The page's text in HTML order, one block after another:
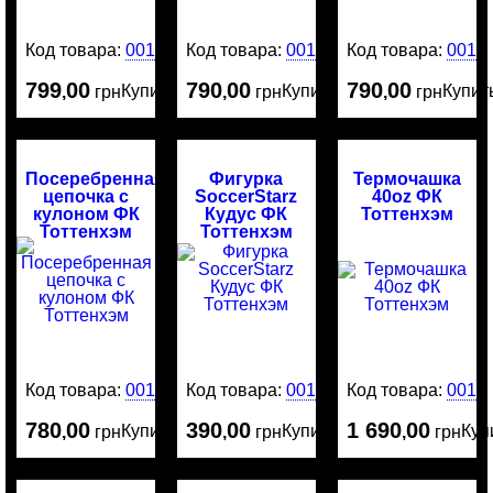
Код товара:0016744
799,00 грнКупить
Код товара:0016743
790,00 грнКупить
Код товара:
790,00 грн
Посеребренная
цепочка с
кулоном ФК
Тоттенхэм
Код товара:0016677
780,00 грнКупить
Фигурка
SoccerStarz
Кудус ФК
Тоттенхэм
Код товара:0016576
390,00 грнКупить
Термочашка
40oz ФК
Тоттенхэм
Код товара:
1 690,00 грн